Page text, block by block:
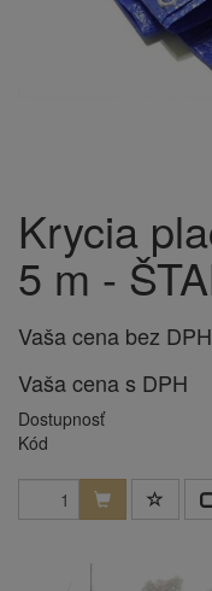
Krycia
5 m -
Vaša cena bez DPH
Vaša cena s DPH
Dostupnosť
Kód